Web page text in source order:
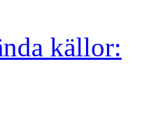
källor: